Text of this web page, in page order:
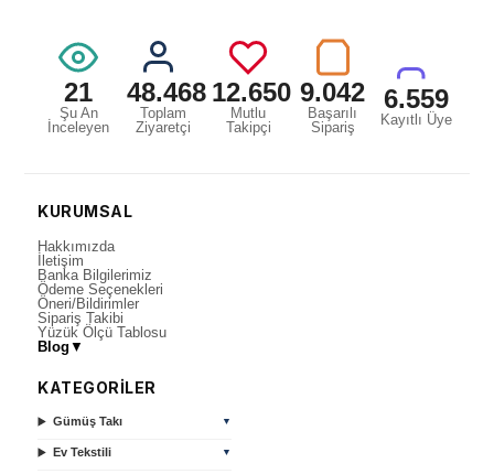
21
Şu An
İnceleyen
48.468
Toplam
Ziyaretçi
12.650
Mutlu
Takipçi
9.042
Başarılı
Sipariş
6.559
Kayıtlı Üye
KURUMSAL
Hakkımızda
İletişim
Banka Bilgilerimiz
Ödeme Seçenekleri
Öneri/Bildirimler
Sipariş Takibi
Yüzük Ölçü Tablosu
Blog ▼
KATEGORİLER
Gümüş Takı ▼
Ev Tekstili ▼